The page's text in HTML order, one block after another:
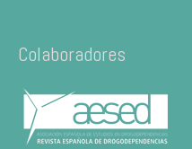
Colaboradores